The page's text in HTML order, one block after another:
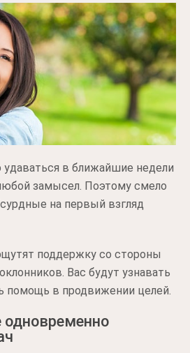
удаваться в ближайшие недели
замысел. Поэтому смело
на первый взгляд
поддержку со стороны
Вас будут узнавать
помощь в продвижении целей.